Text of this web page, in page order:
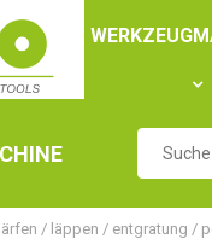
/ läppen / entgratung /